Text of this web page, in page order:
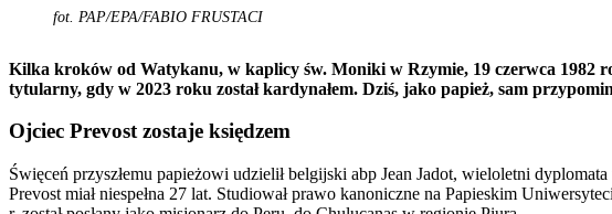
fot. PAP/EPA/FABIO FRUSTACI
Kilka kroków od Watykanu, w kaplicy św. Moniki w Rzymie, 19 czerwca 1982
tytularny, gdy w 2023 roku został kardynałem. Dziś, jako papież, sam
Ojciec Prevost zostaje księdzem
Święceń przyszłemu papieżowi udzielił belgijski abp Jean Jadot, wieloletni
Prevost miał niespełna 27 lat. Studiował prawo kanoniczne na Papieskim